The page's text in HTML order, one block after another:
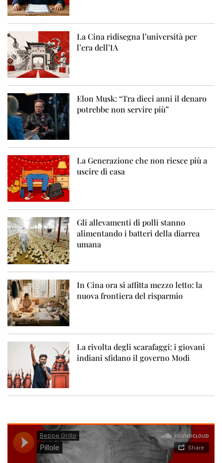
La Cina ridisegna l’università per
l’era dell’IA
Elon Musk: “Tra dieci anni il denaro
potrebbe non servire più”
La Generazione che non riesce più a
uscire di casa
Gli allevamenti di polli stanno
alimentando i batteri della diarrea
umana
In Cina ora si affitta mezzo letto: la
nuova frontiera del risparmio
La rivolta degli scarafaggi: i giovani
indiani sfidano il governo Modi